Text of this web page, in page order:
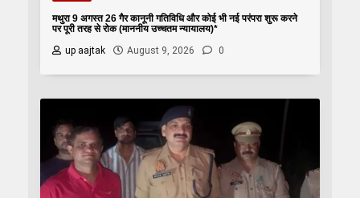
मथुरा 9 अगस्त 26 गैर कानूनी गतिविधि और कोई भी नई परंपरा शुरू करने
पर पूरी तरह से रोक (माननीय उच्चतम न्यायालय)*
up aajtak
August 9, 2026 0